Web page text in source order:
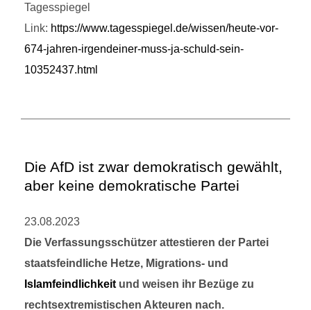
Tagesspiegel
Link: https://www.tagesspiegel.de/wissen/heute-vor-
674-jahren-irgendeiner-muss-ja-schuld-sein-
10352437.html
Die AfD ist zwar demokratisch gewählt,
aber keine demokratische Partei
23.08.2023
Die Verfassungsschützer attestieren der Partei
staatsfeindliche Hetze, Migrations- und
Islamfeindlichkeit und weisen ihr Bezüge zu
rechtsextremistischen Akteuren nach.